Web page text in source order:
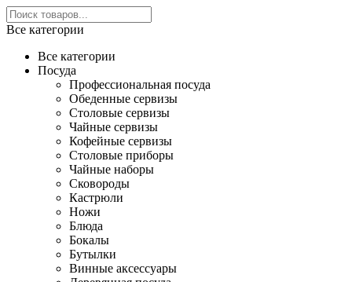
Все категории
Все категории
Посуда
Профессиональная посуда
Обеденные сервизы
Столовые сервизы
Чайные сервизы
Кофейные сервизы
Столовые приборы
Чайные наборы
Сковороды
Кастрюли
Ножи
Блюда
Бокалы
Бутылки
Винные аксессуары